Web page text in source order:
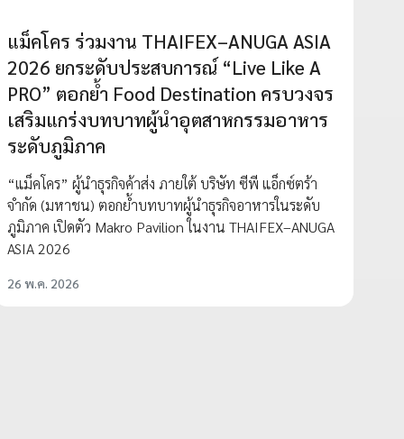
แม็คโคร ร่วมงาน THAIFEX–ANUGA ASIA
2026 ยกระดับประสบการณ์ “Live Like A
PRO” ตอกย้ำ Food Destination ครบวงจร
เสริมแกร่งบทบาทผู้นำอุตสาหกรรมอาหาร
ระดับภูมิภาค
“แม็คโคร” ผู้นำธุรกิจค้าส่ง ภายใต้ บริษัท ซีพี แอ็กซ์ตร้า
จำกัด (มหาชน) ตอกย้ำบทบาทผู้นำธุรกิจอาหารในระดับ
ภูมิภาค เปิดตัว Makro Pavilion ในงาน THAIFEX–ANUGA
ASIA 2026
26 พ.ค. 2026